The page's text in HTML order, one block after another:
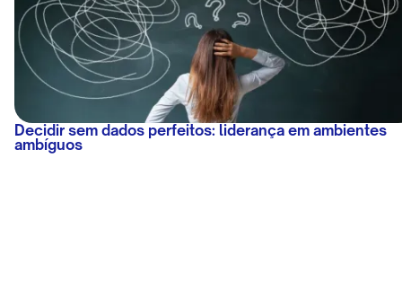
Decidir sem dados perfeitos: liderança em ambientes
ambíguos